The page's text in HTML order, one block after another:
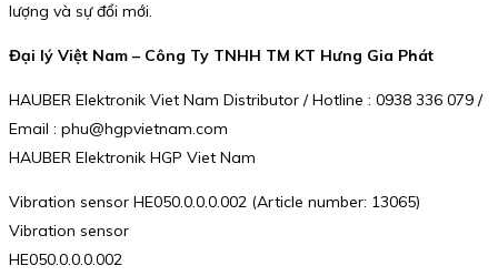
lượng và sự đổi mới.
Đại lý Việt Nam – Công Ty TNHH TM KT Hưng Gia Phát
HAUBER Elektronik Viet Nam Distributor / Hotline : 0938 336 079 /
Email : phu@hgpvietnam.com
HAUBER Elektronik HGP Viet Nam
Vibration sensor HE050.0.0.0.002 (Article number: 13065)
Vibration sensor
HE050.0.0.0.002